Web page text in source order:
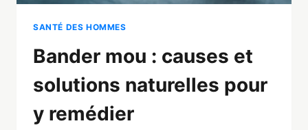
SANTÉ DES HOMMES
Bander mou : causes et
solutions naturelles pour
y remédier